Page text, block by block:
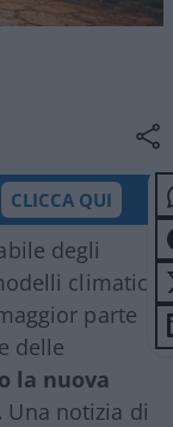
CLICCA QUI
degli
climatici,
parte
delle
la nuova
Una notizia di